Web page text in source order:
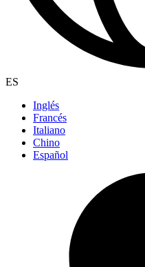
ES
Inglés
Francés
Italiano
Chino
Español